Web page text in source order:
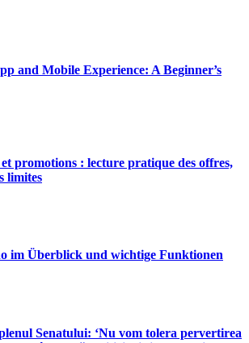
and Mobile Experience: A Beginner’s
promotions : lecture pratique des offres,
limites
im Überblick und wichtige Funktionen
Senatului: ‘Nu vom tolera pervertirea